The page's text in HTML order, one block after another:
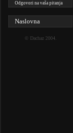
Odgovori na vaša pitanja
Naslovna
© Dachaz2004.